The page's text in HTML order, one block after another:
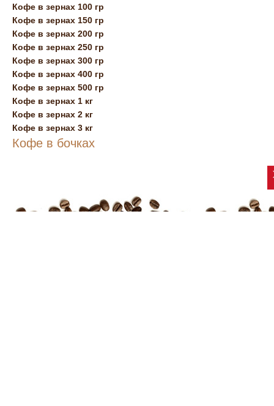
Кофе в зернах 100 гр
Кофе в зернах 150 гр
Кофе в зернах 200 гр
Кофе в зернах 250 гр
Кофе в зернах 300 гр
Кофе в зернах 400 гр
Кофе в зернах 500 гр
Кофе в зернах 1 кг
Кофе в зернах 2 кг
Кофе в зернах 3 кг
Кофе в бочках